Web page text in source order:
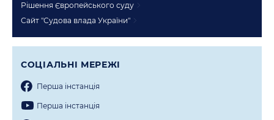
Рішення Європейського суду
Сайт "Судова влада України"
СОЦIАЛЬНI МЕРЕЖI
Перша iнстанцiя
Перша iнстанцiя